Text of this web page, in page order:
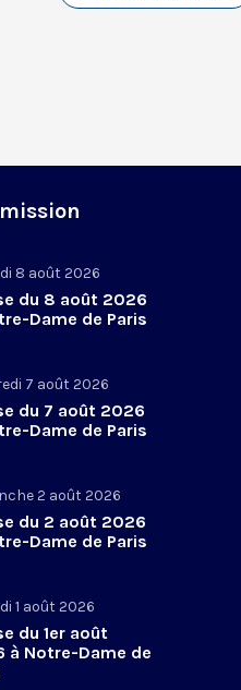
8 août 2026
du 8 août 2026
Dame de Paris
7 août 2026
du 7 août 2026
Dame de Paris
2 août 2026
du 2 août 2026
Dame de Paris
1 août 2026
du 1er août
à Notre-Dame de